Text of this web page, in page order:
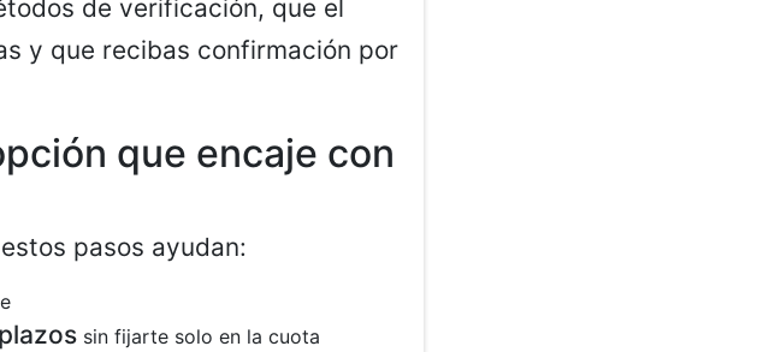
de verificación, que el
y que recibas confirmación por
que encaje con
pasos ayudan:
sin fijarte solo en la cuota